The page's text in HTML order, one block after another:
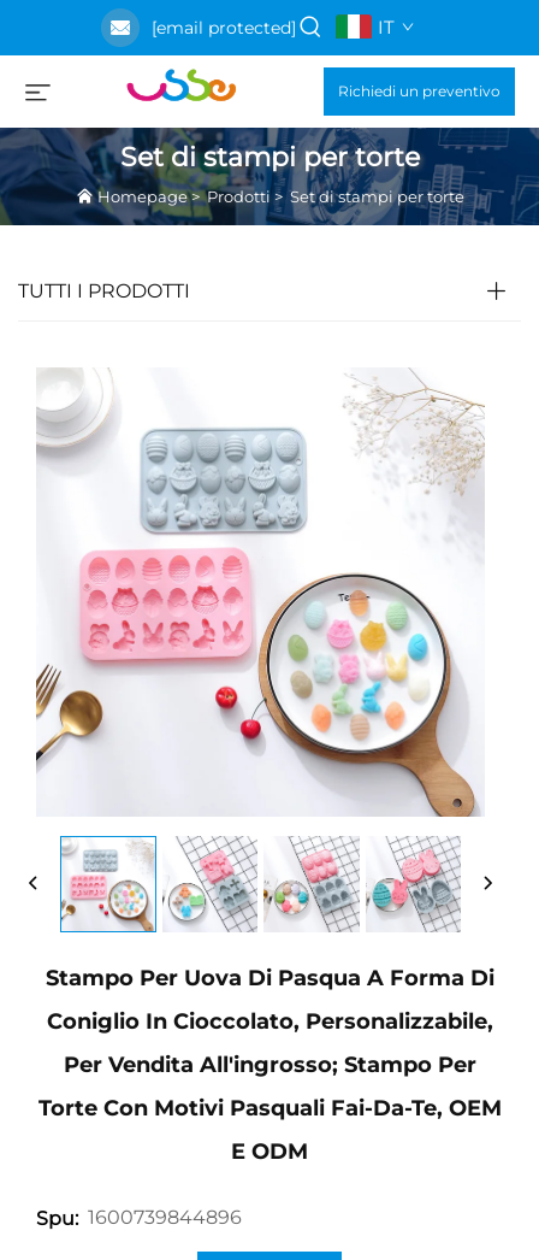
[email protected] IT
Richiedi un preventivo
Set di stampi per torte
Homepage>Prodotti >Set di stampi per torte
TUTTI I PRODOTTI
Stampo Per Uova Di Pasqua A Forma Di
Coniglio In Cioccolato, Personalizzabile,
Per Vendita All'ingrosso; Stampo Per
Torte Con Motivi Pasquali Fai-Da-Te, OEM
E ODM
Spu: 1600739844896